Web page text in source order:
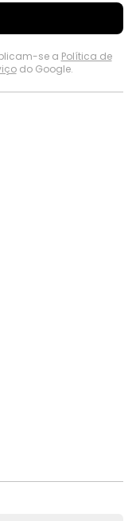
se a Política de
do Google.